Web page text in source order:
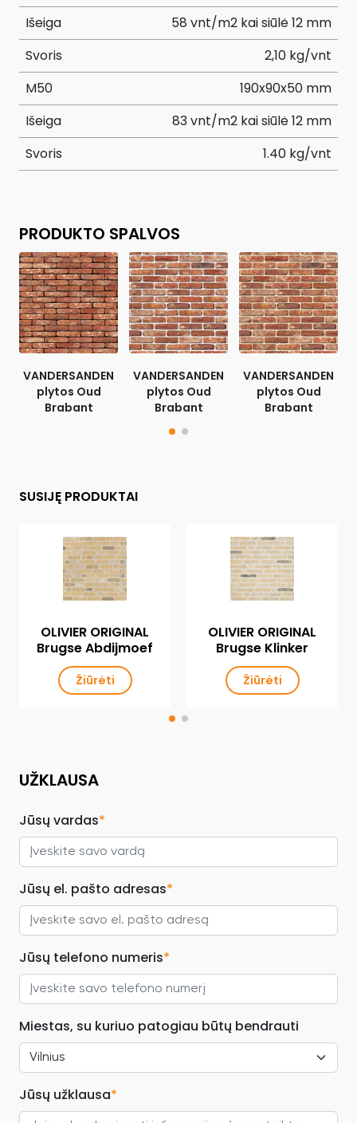
Išeiga
58 vnt/m2 kai siūlė 12 mm
Svoris
2,10 kg/vnt
M50
190x90x50 mm
Išeiga
83 vnt/m2 kai siūlė 12 mm
Svoris
1.40 kg/vnt
PRODUKTO SPALVOS
VANDERSANDEN
plytos Oud
Brabant
VANDERSANDEN
plytos Oud
Brabant
VANDERSANDEN
plytos Oud
Brabant
SUSIJĘ PRODUKTAI
OLIVIER ORIGINAL
Brugse Abdijmoef
Žiūrėti
OLIVIER ORIGINAL
Brugse Klinker
Žiūrėti
UŽKLAUSA
Jūsų vardas*
Jūsų el. pašto adresas*
Jūsų telefono numeris*
Miestas, su kuriuo patogiau būtų bendrauti
Jūsų užklausa*